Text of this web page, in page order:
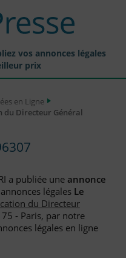
vos annonces légales
prix
Légales
en Ligne
du Directeur Général
a publiée une annonce
légales Le
du Directeur
- Paris, par notre
légales en ligne